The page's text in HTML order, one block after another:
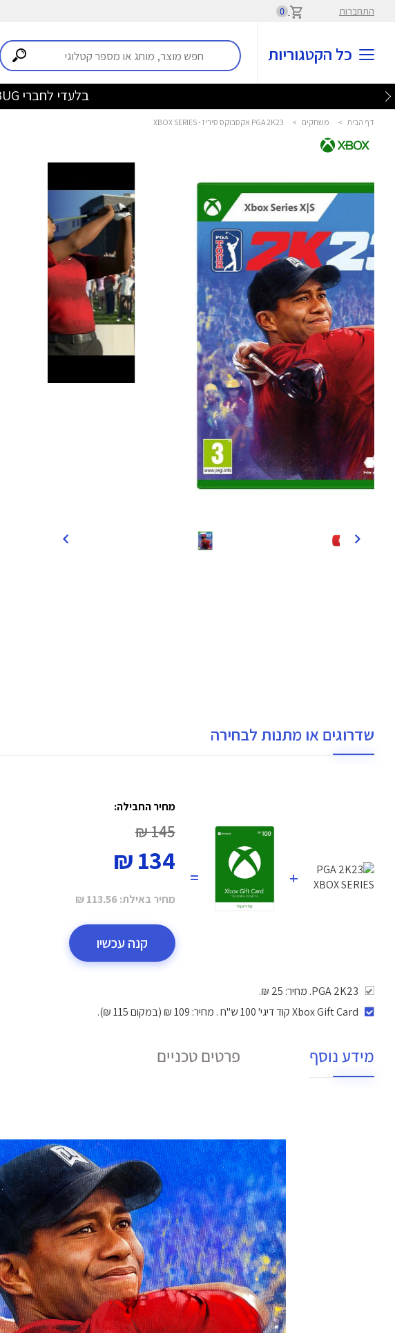
התחברות 0
כל הקטגוריות
בלעדי לחברי MyBUG! מגוון מקלדות AULA ב-20% הנחה >>>
דף הבית > משחקים > PGA 2K23 אקסבוקס סיריז - XBOX SERIES
שדרוגים או מתנות לבחירה
+
=
מחיר החבילה:
145 ₪
134 ₪
מחיר באילת: 113.56 ₪
קנה עכשיו
PGA 2K23. מחיר: 25 ₪.
Xbox Gift Card קוד דיגי' 100 ש"ח
. מחיר: 109 ₪ (במקום 115 ₪).
מידע נוסף פרטים טכניים